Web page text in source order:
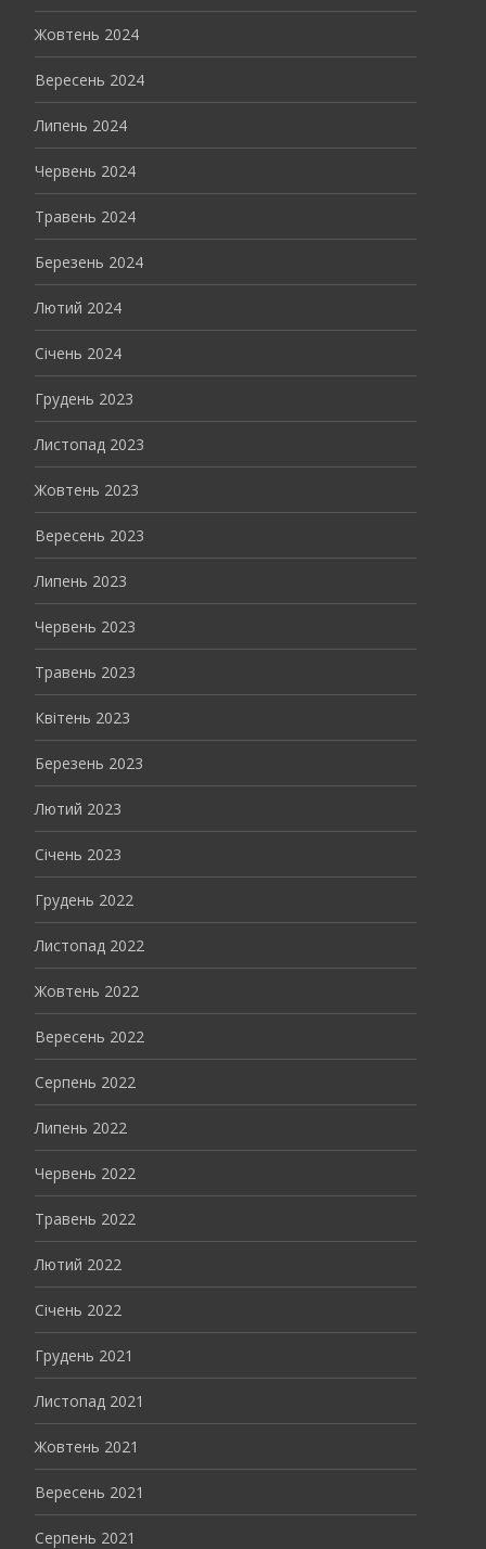
Жовтень 2024
Вересень 2024
Липень 2024
Червень 2024
Травень 2024
Березень 2024
Лютий 2024
Січень 2024
Грудень 2023
Листопад 2023
Жовтень 2023
Вересень 2023
Липень 2023
Червень 2023
Травень 2023
Квітень 2023
Березень 2023
Лютий 2023
Січень 2023
Грудень 2022
Листопад 2022
Жовтень 2022
Вересень 2022
Серпень 2022
Липень 2022
Червень 2022
Травень 2022
Лютий 2022
Січень 2022
Грудень 2021
Листопад 2021
Жовтень 2021
Вересень 2021
Серпень 2021